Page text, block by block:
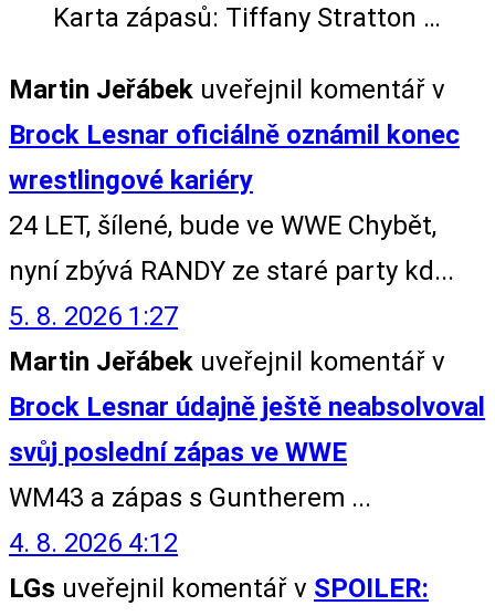
Karta zápasů: Tiffany Stratton …
Martin Jeřábek uveřejnil komentář v
Brock Lesnar oficiálně oznámil konec
wrestlingové kariéry
24 LET, šílené, bude ve WWE Chybět,
nyní zbývá RANDY ze staré party kd...
5. 8. 2026 1:27
Martin Jeřábek uveřejnil komentář v
Brock Lesnar údajně ještě neabsolvoval
svůj poslední zápas ve WWE
WM43 a zápas s Guntherem ...
4. 8. 2026 4:12
LGs uveřejnil komentář v SPOILER: